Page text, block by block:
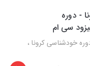
- دوره
سی ام
خودشناسی کرونا ،